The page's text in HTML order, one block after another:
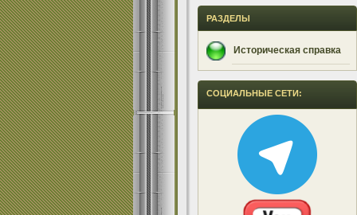
РАЗДЕЛЫ
Историческая справка
СОЦИАЛЬНЫЕ СЕТИ: